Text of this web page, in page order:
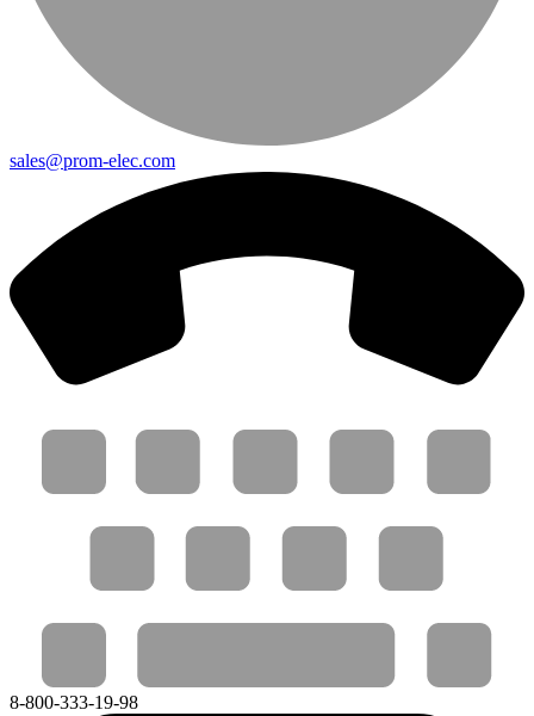
sales@prom-elec.com
8-800-333-19-98